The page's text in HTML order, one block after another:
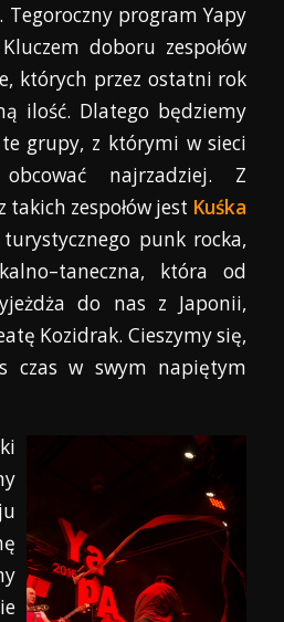
Tegoroczny program Yapy
doboru zespołów
których przez ostatni rok
ilość. Dlatego będziemy
grupy, z którymi w sieci
najrzadziej. Z
zespołów jest Kuśka
turystycznego punk rocka,
która od
do nas z Japonii,
Kozidrak. Cieszymy się,
czas w swym napiętym